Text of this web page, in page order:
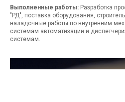
Выполненные работы: Разработка
"РД", поставка оборудования,
наладочные работы по внутренним
системам автоматизации и
системам.